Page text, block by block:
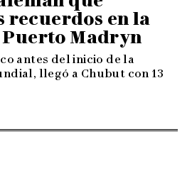
recuerdos en la
Madryn
antes del inicio de la
llegó a Chubut con 13